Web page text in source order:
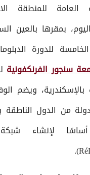
العامة للمنطقة
بمقرها بالعين
للدورة
سنجور الفرنكفونية
من 20 دولة من الدول
لإنشاء شبكة